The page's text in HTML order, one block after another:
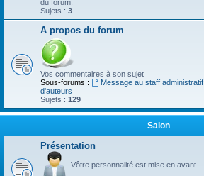
du forum.
Sujets : 3
A propos du forum
Vos commentaires à son sujet
Sous-forums :
Message au staff administratif,
d'auteurs
Sujets : 129
Salon
Présentation
Vôtre personnalité est mise en avant